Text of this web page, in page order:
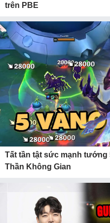
trên PBE
Tất tần tật sức mạnh tướng
Thần Không Gian